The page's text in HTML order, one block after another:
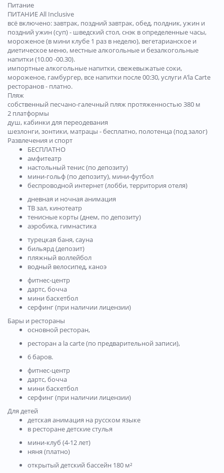
Питание
ПИТАНИЕ All Inclusive
всё включено: завтрак, поздний завтрак, обед, полдник, ужин и
поздний ужин (суп) - шведский стол, снэк в определенные часы,
мороженое (в мини клубе 1 раз в неделю), вегетарианское и
диетическое меню, местные алкогольные и безалкогольные
напитки (10.00 -00.30).
импортные алкогольные напитки, свежевыжатые соки,
мороженое, гамбургер, все напитки после 00:30, услуги A’la Carte
ресторанов - платно.
Пляж
собственный песчано-галечный пляж протяженностью 380 м
2 платформы
душ, кабинки для переодевания
шезлонги, зонтики, матрацы - бесплатно, полотенца (под залог)
Развлечения и спорт
БЕСПЛАТНО
амфитеатр
настольный тенис (по депозиту)
мини-гольф (по депозиту), мини-футбол
беспроводной интернет (лобби, территория отеля)
дневная и ночная анимация
ТВ зал, кинотеатр
тенисные корты (днем, по депозиту)
аэробика, гимнастика
турецкая баня, сауна
бильярд (депозит)
пляжный воллейбол
водный велосипед, каноэ
фитнес-центр
дартс, бочча
мини баскетбол
серфинг (при наличии лицензии)
Бары и рестораны
основной ресторан,
ресторан a la carte (по предварительной записи),
6 баров.
фитнес-центр
дартс, бочча
мини баскетбол
серфинг (при наличии лицензии)
Для детей
детская анимация на русском языке
в ресторане детские стулья
мини-клуб (4-12 лет)
няня (платно)
открытый детский бассейн 180 м²